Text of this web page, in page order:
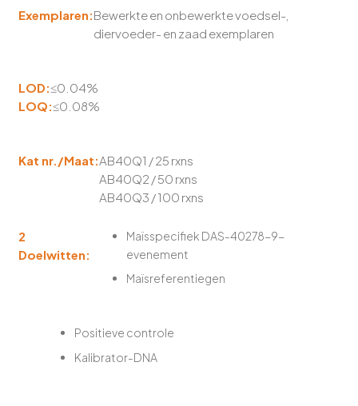
Exemplaren:Bewerkte en onbewerkte voedsel-,
diervoeder- en zaad exemplaren
LOD:≤0.04%
LOQ:≤0.08%
Kat nr./Maat:AB40Q1 / 25 rxns
AB40Q2 / 50 rxns
AB40Q3 / 100 rxns
2
Doelwitten:
Maïsspecifiek DAS-40278-9-
evenement
Maïsreferentiegen
Positieve controle
Kalibrator-DNA